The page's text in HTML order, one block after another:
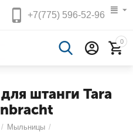
+7(775)596-52-96
0
штанги Tara
/ Мыльницы /